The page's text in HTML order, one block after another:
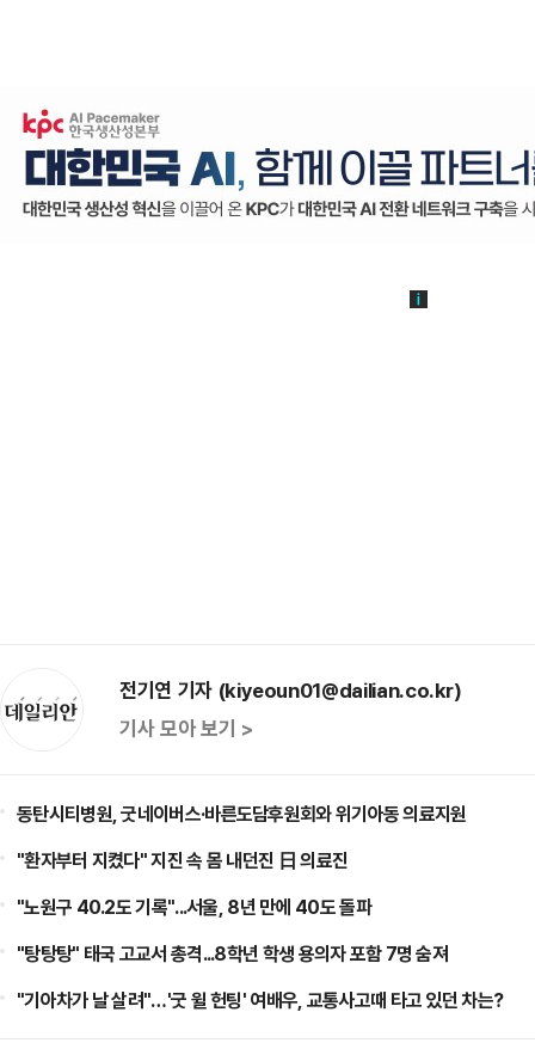
전기연 기자 (kiyeoun01@dailian.co.kr)
기사 모아 보기 >
동탄시티병원, 굿네이버스·바른도담후원회와 위기아동 의료지원
"환자부터 지켰다" 지진 속 몸 내던진 日 의료진
"노원구 40.2도 기록"...서울, 8년 만에 40도 돌파
"탕탕탕" 태국 고교서 총격...8학년 학생 용의자 포함 7명 숨져
"기아차가 날 살려"…'굿 윌 헌팅' 여배우, 교통사고때 타고 있던 차는?